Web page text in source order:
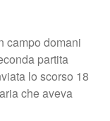
campo domani
partita
lo scorso 18
che aveva